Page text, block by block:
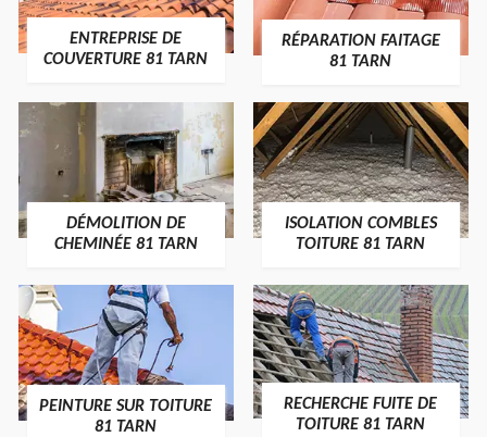
ENTREPRISE DE
COUVERTURE 81 TARN
RÉPARATION FAITAGE
81 TARN
DÉMOLITION DE
CHEMINÉE 81 TARN
ISOLATION COMBLES
TOITURE 81 TARN
PEINTURE SUR TOITURE
81 TARN
RECHERCHE FUITE DE
TOITURE 81 TARN